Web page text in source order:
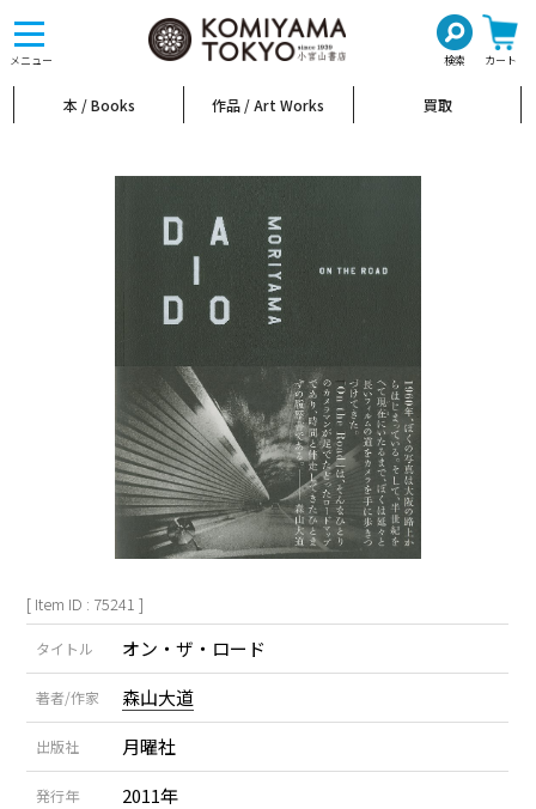
メニュー 検索 カート
toggle
navigation
本 / Books 作品 / Art Works 買取
[ Item ID : 75241 ]
タイトル オン・ザ・ロード
著者/作家 森山大道
出版社 月曜社
発行年 2011年